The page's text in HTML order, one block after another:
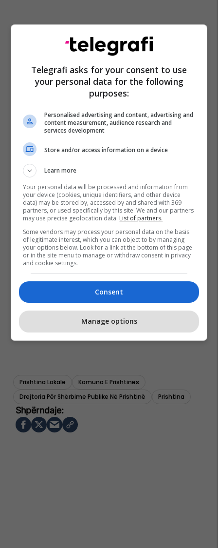
Prishtina Lokale
Komuna E Prishtinës
Drejtoria Për Shërbime Publike Në Prishtinë
Prishtina
Telegrafi asks for your consent to use
your personal data for the following
purposes:
Personalised advertising and content, advertising and
content measurement, audience research and
services development
Store and/or access information on a device
Learn more
Your personal data will be processed and information from
your device (cookies, unique identifiers, and other device
data) may be stored by, accessed by and shared with 369
partners, or used specifically by this site. We and our partners
may use precise geolocation data. List of partners.
Some vendors may process your personal data on the basis
of legitimate interest, which you can object to by managing
your options below. Look for a link at the bottom of this page
or in the site menu to manage or withdraw consent in privacy
and cookie settings.
Consent
Manage options